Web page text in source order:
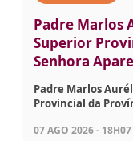
Padre Marlos
Superior
Senhora
Padre Marlos
Provincial da
07 AGO 2026 - 18H07